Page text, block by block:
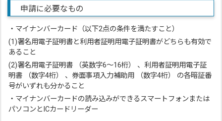
申請に必要なもの
・マイナンバーカード（以下2点の条件を満たすこと）
(1)署名用電子証明書と利用者証明用電子証明書がどちらも有効で
あること
(2)署名用電子証明書 （英数字6～16桁） 、利用者証明用電子証
明書 （数字4桁） 、券面事項入力補助用 （数字4桁） の各暗証番
号がいずれも分かること
・マイナンバーカードの読み込みができるスマートフォンまたは
パソコンとICカードリーダー